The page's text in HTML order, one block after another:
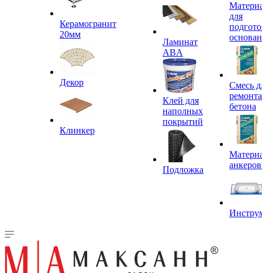
Керамогранит
20мм
Декор
Клинкер
Ламинат
ABA
Клей для
наполных
покрытий
Подложка
для
Смесь
ремонта
бетона